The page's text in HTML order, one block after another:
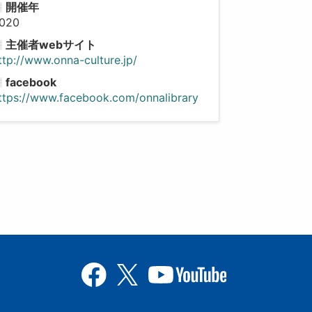
開催年
主催者webサイト
www.onna-culture.jp/
facebook
www.facebook.com/onnalibrary